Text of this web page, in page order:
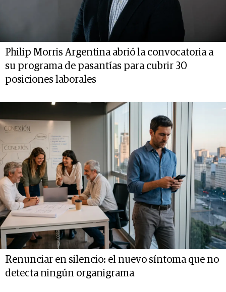
Philip Morris Argentina abrió la convocatoria a
su programa de pasantías para cubrir 30
posiciones laborales
Renunciar en silencio: el nuevo síntoma que no
detecta ningún organigrama